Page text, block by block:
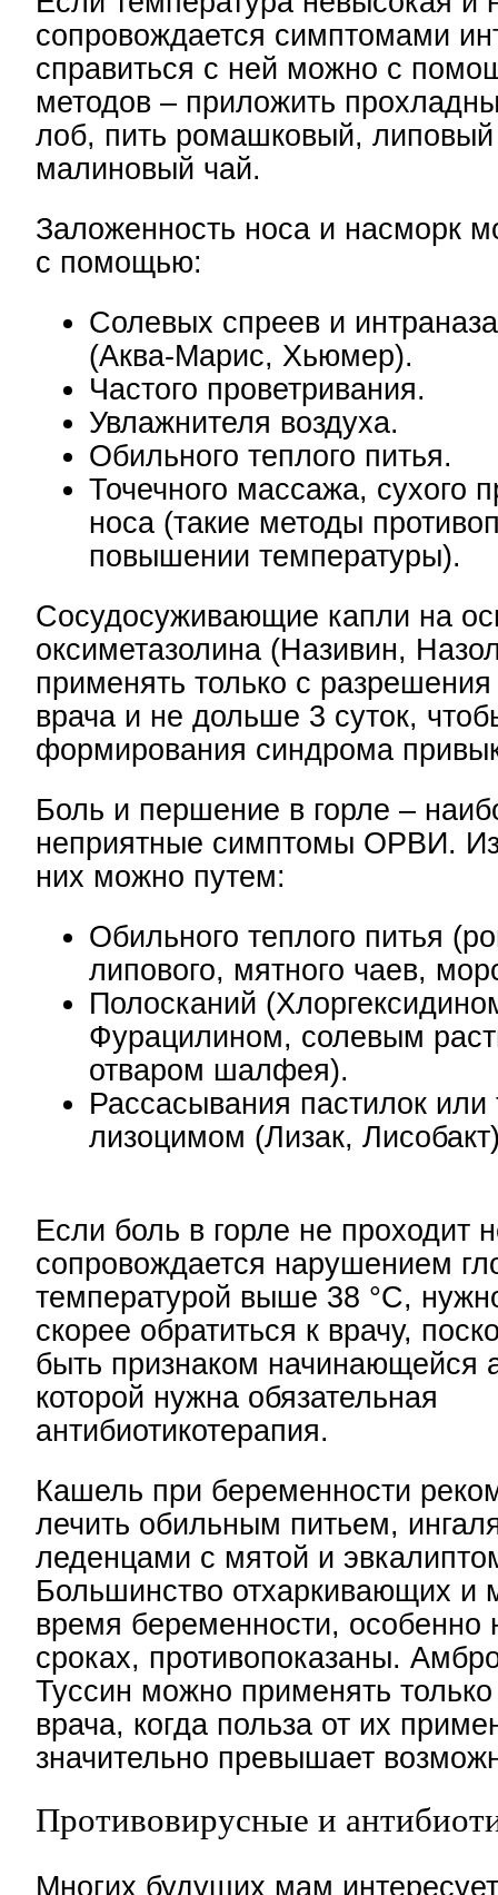
сопровождается симптомами
справиться с ней можно с
методов – приложить
лоб, пить ромашковый,
малиновый чай.
Заложенность носа и насморк
с помощью:
Солевых спреев и
(Аква-Марис, Хьюмер).
Частого проветривания.
Увлажнителя воздуха.
Обильного теплого питья.
Точечного массажа, сухого
носа (такие методы
повышении температуры).
Сосудосуживающие капли на
оксиметазолина (Називин,
применять только с
врача и не дольше 3 суток,
формирования синдрома
Боль и першение в горле –
неприятные симптомы ОРВИ.
них можно путем:
Обильного теплого питья
липового, мятного чаев,
Полосканий
Фурацилином, солевым
отваром шалфея).
Рассасывания пастилок или
лизоцимом (Лизак,
Если боль в горле не проходит
сопровождается нарушением
температурой выше 38 °C,
скорее обратиться к врачу,
быть признаком начинающейся
которой нужна обязательная
антибиотикотерапия.
Кашель при беременности
лечить обильным питьем,
леденцами с мятой и
Большинство отхаркивающих и
время беременности, особенно
сроках, противопоказаны.
Туссин можно применять
врача, когда польза от их
значительно превышает
Противовирусные и
Многих будущих мам